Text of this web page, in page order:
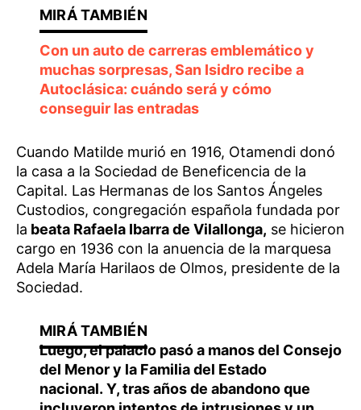
Con un auto de carreras emblemático y
muchas sorpresas, San Isidro recibe a
Autoclásica: cuándo será y cómo
conseguir las entradas
Cuando Matilde murió en 1916, Otamendi donó
la casa a la Sociedad de Beneficencia de la
Capital. Las Hermanas de los Santos Ángeles
Custodios, congregación española fundada por
la beata Rafaela Ibarra de Vilallonga, se hicieron
cargo en 1936 con la anuencia de la marquesa
Adela María Harilaos de Olmos, presidente de la
Sociedad.
Luego, el palacio pasó a manos del Consejo
del Menor y la Familia del Estado
nacional. Y, tras años de abandono que